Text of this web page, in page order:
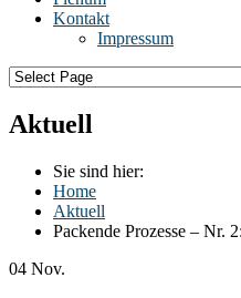
Kontakt
Impressum
Aktuell
Sie sind hier:
Home
Aktuell
Packende Prozesse – Nr.
04 Nov.